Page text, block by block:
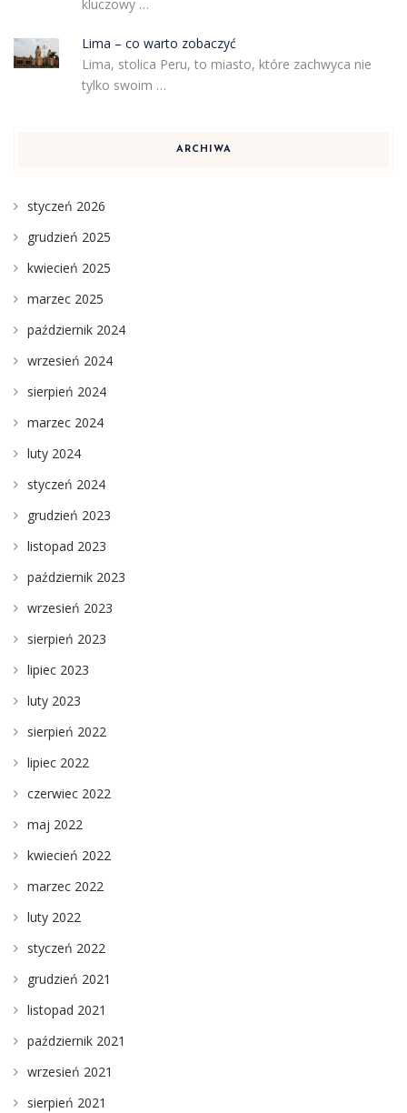
kluczowy …
Lima – co warto zobaczyć
Lima, stolica Peru, to miasto, które zachwyca nie
tylko swoim …
ARCHIWA
styczeń 2026
grudzień 2025
kwiecień 2025
marzec 2025
październik 2024
wrzesień 2024
sierpień 2024
marzec 2024
luty 2024
styczeń 2024
grudzień 2023
listopad 2023
październik 2023
wrzesień 2023
sierpień 2023
lipiec 2023
luty 2023
sierpień 2022
lipiec 2022
czerwiec 2022
maj 2022
kwiecień 2022
marzec 2022
luty 2022
styczeń 2022
grudzień 2021
listopad 2021
październik 2021
wrzesień 2021
sierpień 2021